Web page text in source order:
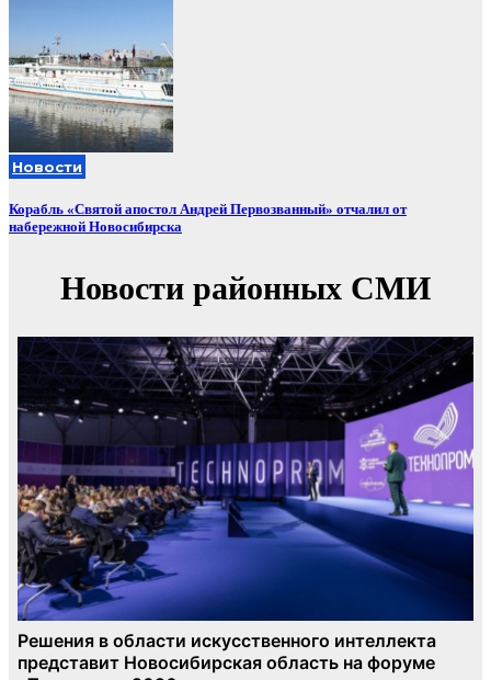
Новости
Корабль «Святой апостол Андрей Первозванный» отчалил от
набережной Новосибирска